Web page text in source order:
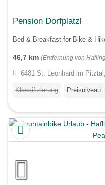
Pension Dorfplatzl
Bed & Breakfast for Bike &
46,7 km (Entfernung von
6481 St. Leonhard im
Klassifizierung Preisniveau: